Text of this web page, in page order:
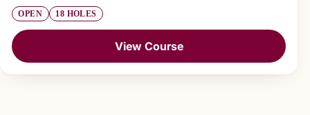
OPEN 18 HOLES
View Course